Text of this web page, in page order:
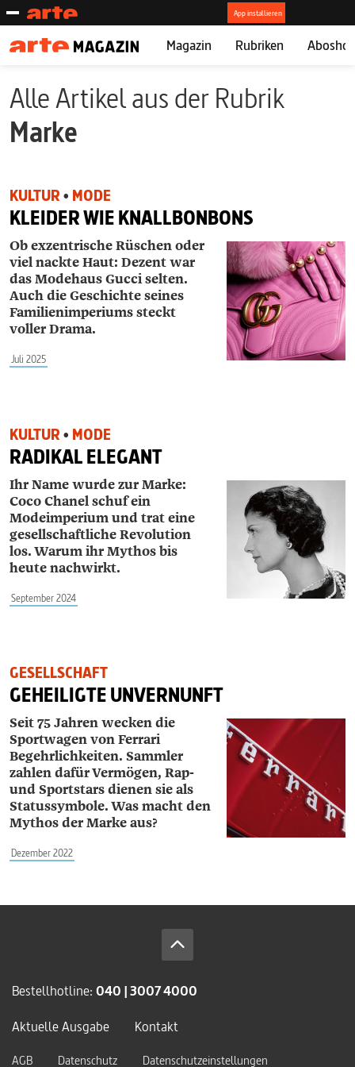
Magazin Rubriken
Alle Artikel aus der Rubrik
Marke
KULTUR • MODE
KLEIDER WIE KNALLBONBONS
Ob exzentrische Rüschen oder
viel nackte Haut: Dezent war
das Modehaus Gucci selten.
Auch die Geschichte seines
Familienimperiums steckt
voller Drama.
Juli 2025
KULTUR • MODE
RADIKAL ELEGANT
Ihr Name wurde zur Marke:
Coco Chanel schuf ein
Modeimperium und trat eine
gesellschaftliche Revolution
los. Warum ihr Mythos bis
heute nachwirkt.
September 2024
GESELLSCHAFT
GEHEILIGTE UNVERNUNFT
Seit 75 Jahren wecken die
Sportwagen von Ferrari
Begehrlichkeiten. Sammler
zahlen dafür Vermögen, Rap-
und Sportstars dienen sie als
Statussymbole. Was macht den
Mythos der Marke aus?
Dezember 2022
Bestellhotline: 040 | 3007 4000
Aktuelle Ausgabe
Kontakt
AGB Datenschutz Datenschutzeinstellungen